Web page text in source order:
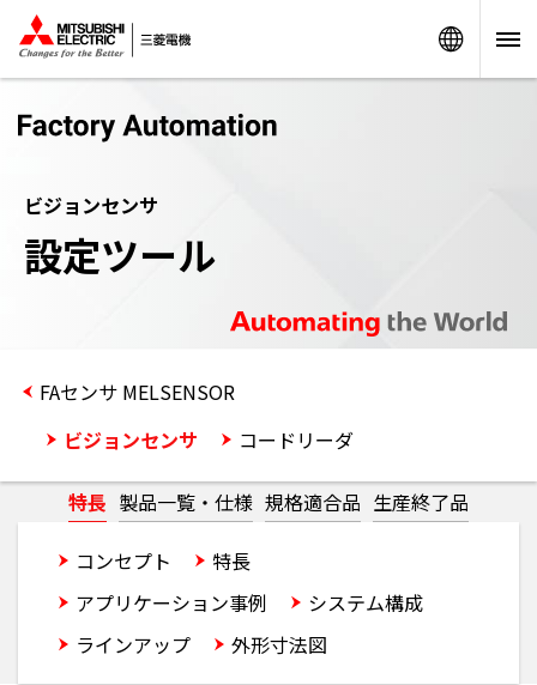
ビジョンセンサ
設定ツール
FAセンサ MELSENSOR
ビジョンセンサ
コードリーダ
特長 製品一覧・仕様 規格適合品 生産終了品
コンセプト 特長
アプリケーション事例
システム構成
ラインアップ
外形寸法図